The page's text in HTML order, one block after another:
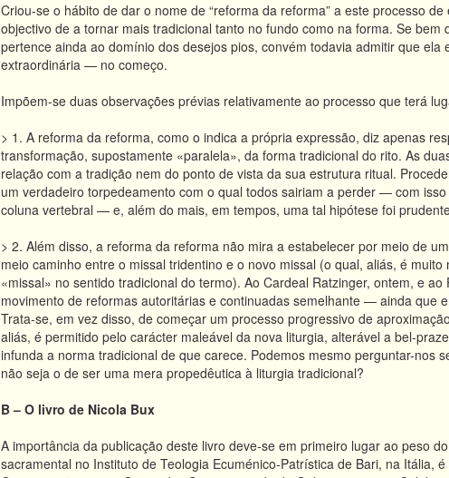
Criou-se o hábito de dar o nome de “reforma da reforma” a este processo
objectivo de a tornar mais tradicional tanto no fundo como na forma. Se
pertence ainda ao domínio dos desejos pios, convém todavia admitir que
extraordinária — no começo.
Impõem-se duas observações prévias relativamente ao processo que terá
> 1. A reforma da reforma, como o indica a própria expressão, diz apenas
transformação, supostamente «paralela», da forma tradicional do rito. As
relação com a tradição nem do ponto de vista da sua estrutura ritual.
um verdadeiro torpedeamento com o qual todos sairiam a perder — com
coluna vertebral — e, além do mais, em tempos, uma tal hipótese foi
> 2. Além disso, a reforma da reforma não mira a estabelecer por meio de
meio caminho entre o missal tridentino e o novo missal (o qual, aliás, é
«missal» no sentido tradicional do termo). Ao Cardeal Ratzinger, ontem, e
movimento de reformas autoritárias e continuadas semelhante — ainda
Trata-se, em vez disso, de começar um processo progressivo de
aliás, é permitido pelo carácter maleável da nova liturgia, alterável a bel-
infunda a norma tradicional de que carece. Podemos mesmo perguntar-nos
não seja o de ser uma mera propedêutica à liturgia tradicional?
B – O livro de Nicola Bux
A importância da publicação deste livro deve-se em primeiro lugar ao peso
sacramental no Instituto de Teologia Ecuménico-Patrística de Bari, na Itália,